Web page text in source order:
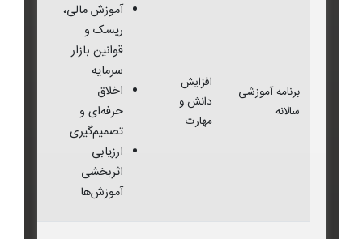
برنامه آموزشی
سالانه
افزایش
دانش و
مهارت
آموزش مالی،
ریسک و
قوانین بازار
سرمایه
اخلاق
حرفه‌ای و
تصمیم‌گیری
ارزیابی
اثربخشی
آموزش‌ها